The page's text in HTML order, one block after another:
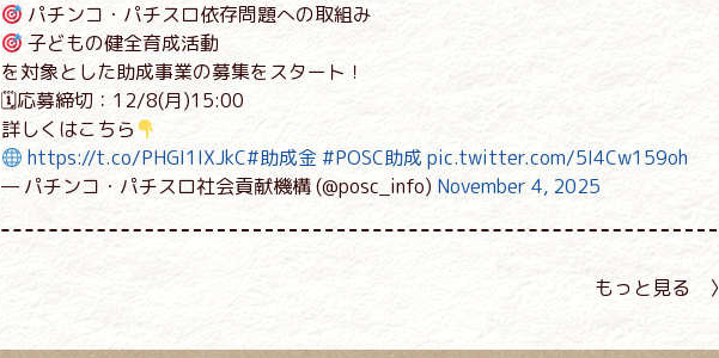
パチンコ・パチスロ依存問題への取組み
子どもの健全育成活動
を対象とした助成事業の募集をスタート！
🗓応募締切：12/8(月)15:00
詳しくはこちら
https://t.co/PHGI1IXJkC#助成金 #POSC助成 pic.twitter.com/5I4Cw159oh
— パチンコ・パチスロ社会貢献機構 (@posc_info) November 4, 2025
もっと見る 〉